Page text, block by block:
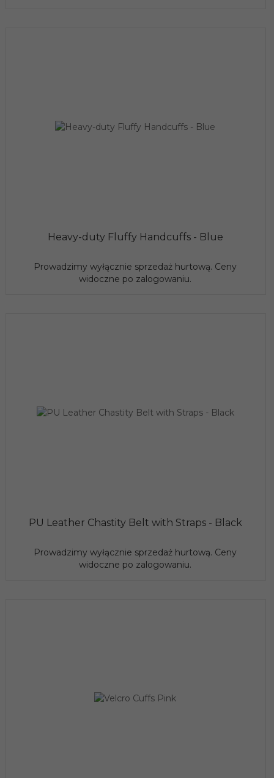
Heavy-duty Fluffy Handcuffs - Blue
Prowadzimy wyłącznie sprzedaż hurtową. Ceny
widoczne po zalogowaniu.
PU Leather Chastity Belt with Straps - Black
Prowadzimy wyłącznie sprzedaż hurtową. Ceny
widoczne po zalogowaniu.